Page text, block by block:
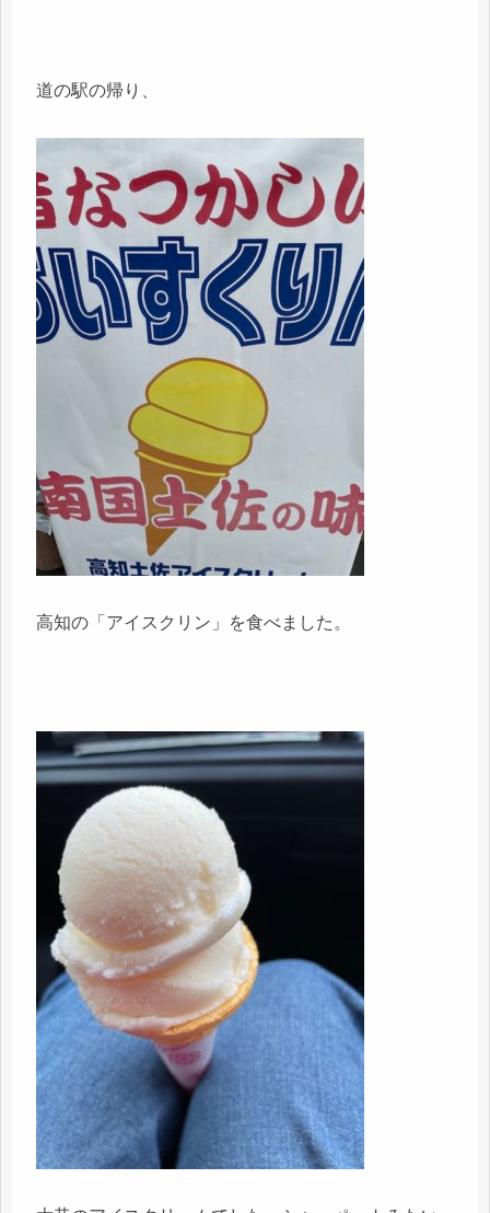
道の駅の帰り、
高知の「アイスクリン」を食べました。